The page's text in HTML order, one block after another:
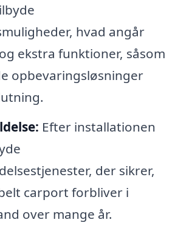
hvad angår
ekstra funktioner, såsom
opbevaringsløsninger
Efter installationen
der sikrer,
carport forbliver i
over mange år.